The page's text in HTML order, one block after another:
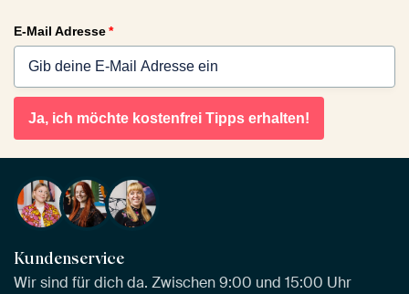
E-Mail Adresse*
Ja, ich möchte kostenfrei Tipps erhalten!
Kundenservice
Wir sind für dich da. Zwischen 9:00 und 15:00 Uhr